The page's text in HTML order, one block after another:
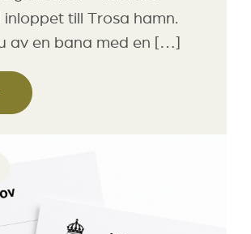
inloppet till Trosa hamn.
av en bana med en […]